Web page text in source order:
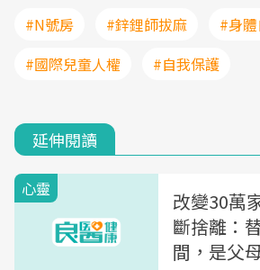
#N號房 #鋅鋰師拔麻
#身
#國際兒童人權
#自我保護
延伸閱讀
心靈
改變30萬
斷捨離：
間，是父